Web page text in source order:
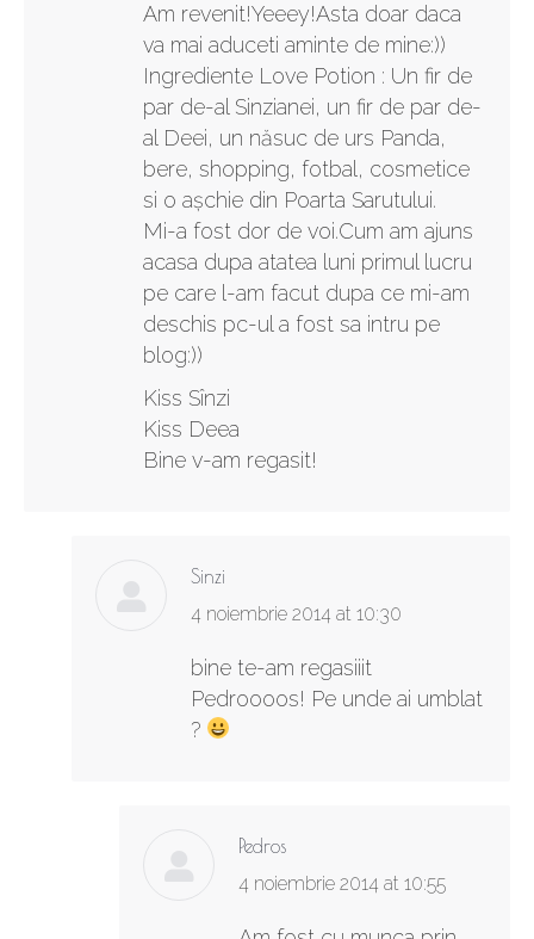
Am revenit!Yeeey!Asta doar daca
va mai aduceti aminte de mine:))
Ingrediente Love Potion : Un fir de
par de-al Sinzianei, un fir de par de-
al Deei, un năsuc de urs Panda,
bere, shopping, fotbal, cosmetice
si o așchie din Poarta Sarutului.
Mi-a fost dor de voi.Cum am ajuns
acasa dupa atatea luni primul lucru
pe care l-am facut dupa ce mi-am
deschis pc-ul a fost sa intru pe
blog:))
Kiss Sînzi
Kiss Deea
Bine v-am regasit!
Sinzi
says:
4 noiembrie 2014 at 10:30
bine te-am regasiiit
Pedroooos! Pe unde ai umblat
?
Pedros
says:
4 noiembrie 2014 at 10:55